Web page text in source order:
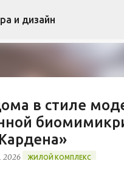
К основному контенту
и дизайн
в стиле
2026 ЖИЛОЙ КОМПЛЕКС